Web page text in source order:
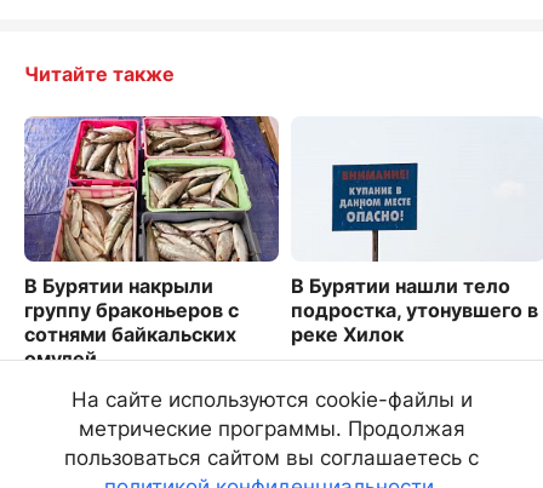
Читайте также
В Бурятии накрыли
группу браконьеров с
сотнями байкальских
омулей
5509
В Бурятии нашли тело
подростка, утонувшего в
реке Хилок
На сайте используются cookie-файлы и
метрические программы. Продолжая
пользоваться сайтом вы соглашаетесь с